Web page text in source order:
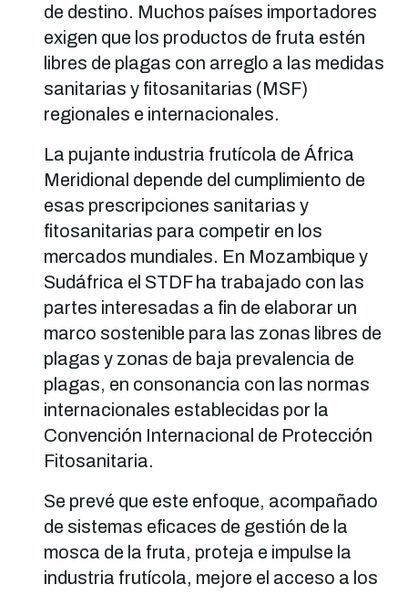
de destino. Muchos países importadores
exigen que los productos de fruta estén
libres de plagas con arreglo a las medidas
sanitarias y fitosanitarias (MSF)
regionales e internacionales.
La pujante industria frutícola de África
Meridional depende del cumplimiento de
esas prescripciones sanitarias y
fitosanitarias para competir en los
mercados mundiales. En Mozambique y
Sudáfrica el STDF ha trabajado con las
partes interesadas a fin de elaborar un
marco sostenible para las zonas libres de
plagas y zonas de baja prevalencia de
plagas, en consonancia con las normas
internacionales establecidas por la
Convención Internacional de Protección
Fitosanitaria.
Se prevé que este enfoque, acompañado
de sistemas eficaces de gestión de la
mosca de la fruta, proteja e impulse la
industria frutícola, mejore el acceso a los